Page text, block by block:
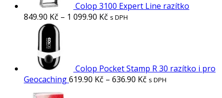
Colop 3100 Expert Line razítko
849.90 Kč – 1 099.90 Kč s DPH
Colop Pocket Stamp R 30 razítko i pro
Geocaching619.90 Kč – 636.90 Kč s DPH